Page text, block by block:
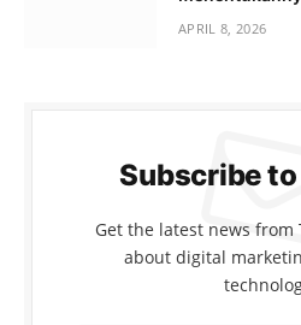
APRIL 8, 2026
Subscribe
Get the latest news from
about digital